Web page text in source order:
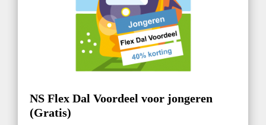
NS Flex Dal Voordeel voor jongeren
(Gratis)